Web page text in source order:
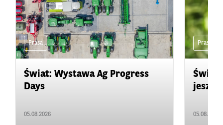
Prasa
Świat: Wystawa Ag Progress
Days
05.08.2026
Prasa
Świat:
05.08.2026